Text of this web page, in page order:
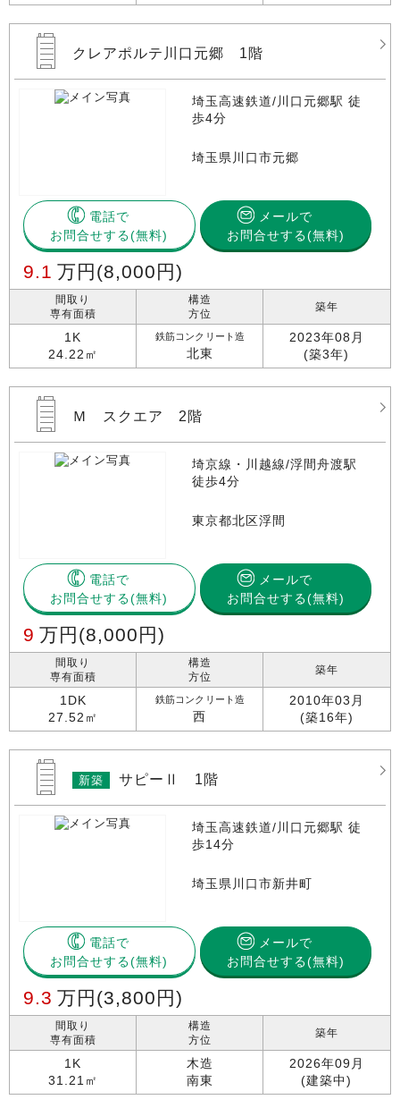
クレアポルテ川口元郷 1階
埼玉高速鉄道/川口元郷駅 徒
歩4分
埼玉県川口市元郷
電話で
お問合せする
メールで
お問合せする(無料)
9.1 万円 (8,000円)
間取り
専有面積
1K
24.22㎡
構造
方位
鉄筋コンクリート造
北東
築年
2023年08月
(築3年)
Ｍ スクエア 2階
埼京線・川越線/浮間舟渡駅
徒歩4分
東京都北区浮間
電話で
お問合せする
メールで
お問合せする(無料)
9 万円 (8,000円)
間取り
専有面積
1DK
27.52㎡
構造
方位
鉄筋コンクリート造
西
築年
2010年03月
(築16年)
新築 サピーⅡ 1階
埼玉高速鉄道/川口元郷駅 徒
歩14分
埼玉県川口市新井町
電話で
お問合せする
メールで
お問合せする(無料)
9.3 万円 (3,800円)
間取り
専有面積
1K
31.21㎡
構造
方位
木造
南東
築年
2026年09月
(建築中)